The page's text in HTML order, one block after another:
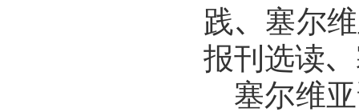
践、塞尔
报刊选读
塞尔维